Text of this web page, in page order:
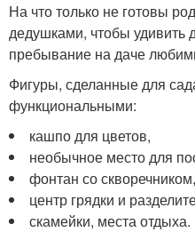
На что только не готовы
дедушками, чтобы удивить
пребывание на даче
Фигуры, сделанные для
функциональными:
кашпо для цветов,
необычное место для
фонтан со скворечником,
центр грядки и
скамейки, места отдыха.